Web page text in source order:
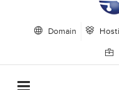
Domain